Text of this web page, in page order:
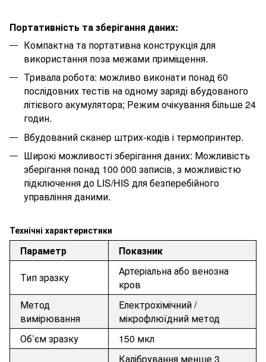
Портативність та зберігання даних:
Компактна та портативна конструкція для
використання поза межами приміщення.
Тривала робота: можливо виконати понад 60
послідовних тестів на одному заряді вбудованого
літієвого акумулятора; Режим очікування більше 24
годин.
Вбудований сканер штрих-кодів і термопринтер.
Широкі можливості зберігання даних: Можливість
зберігання понад 100 000 записів, з можливістю
підключення до LIS/HIS для безперебійного
управління даними.
Технічні характеристики
Параметр
Показник
Тип зразку
Артеріальна або венозна
кров
Метод
вимірювання
Електрохімічний /
мікрофлюїдний метод
Об’єм зразку
150 мкл
Калібрування менше 3